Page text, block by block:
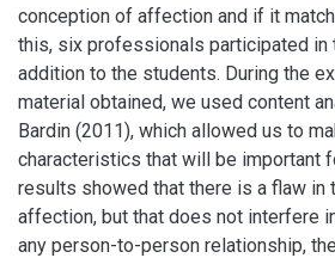
conception of affection and if it
this, six professionals participated in
addition to the students. During the
material obtained, we used content
Bardin (2011), which allowed us to
characteristics that will be important
results showed that there is a flaw in
affection, but that does not interfere
any person-to-person relationship,